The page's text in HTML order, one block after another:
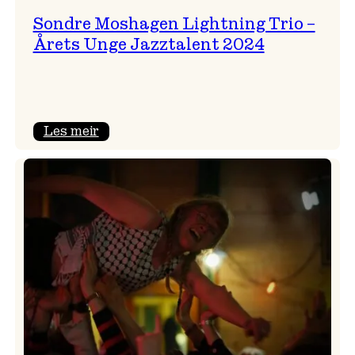
Sondre Moshagen Lightning Trio –
Årets Unge Jazztalent 2024
Les meir:
Lightning
Trio
–
Årets
Unge
Jazztalent
2024